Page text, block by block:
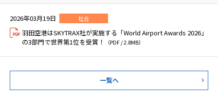
2026年03月19日 社会
羽田空港はSKYTRAX社が実施する「World Airport Awards 2026」
の3部門で世界第1位を受賞！
（PDF / 2.8MB）
一覧へ